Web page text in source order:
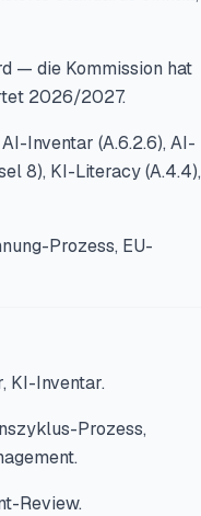
— die Kommission hat
2026/2027.
Inventar (A.6.2.6), AI-
8), KI-Literacy (A.4.4),
Prozess, EU-
KI-Inventar.
Prozess,
Review.